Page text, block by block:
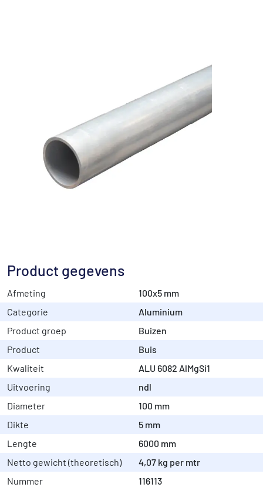
Product gegevens
Afmeting
100x5 mm
Categorie
Aluminium
Product groep
Buizen
Product
Buis
Kwaliteit
ALU 6082 AlMgSi1
Uitvoering
ndl
Diameter
100 mm
Dikte
5 mm
Lengte
6000 mm
Netto gewicht (theoretisch)
4,07 kg per mtr
Nummer
116113